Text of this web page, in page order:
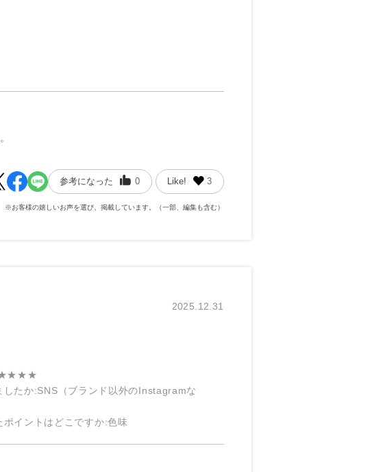
参考になった 0 Like! 3
※お客様の嬉しいお声を選び、掲載しています。（一部、編集も含む）
2025.12.31
したか:SNS（ブランド以外のInstagramな
ポイントはどこですか:色味